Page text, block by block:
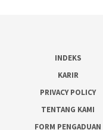
INDEKS
KARIR
PRIVACY POLICY
TENTANG KAMI
FORM PENGADUAN